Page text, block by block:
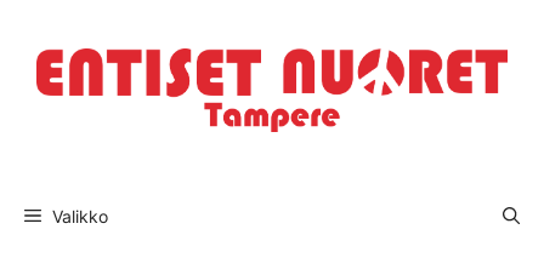
sisältöön
Valikko